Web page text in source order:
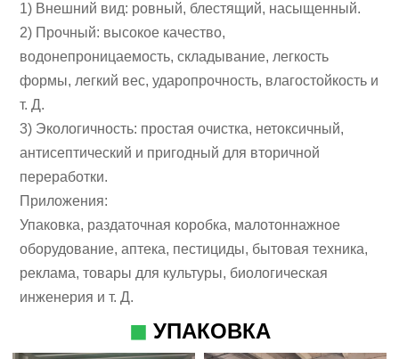
1) Внешний вид: ровный, блестящий, насыщенный.
2) Прочный: высокое качество,
водонепроницаемость, складывание, легкость
формы, легкий вес, ударопрочность, влагостойкость и
т. Д.
3) Экологичность: простая очистка, нетоксичный,
антисептический и пригодный для вторичной
переработки.
Приложения:
Упаковка, раздаточная коробка, малотоннажное
оборудование, аптека, пестициды, бытовая техника,
реклама, товары для культуры, биологическая
инженерия и т. Д.
◼ УПАКОВКА